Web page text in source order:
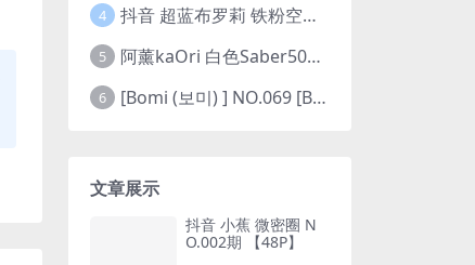
4 抖音 超蓝布罗莉 铁粉空间 NO.002期 【45P5V】(抖音超蓝布罗利是真的吗)
5 阿薰kaOri 白色Saber50图(阿熏的歌)
6 [Bomi (보미) ] NO.069 [Bimilstory] Vol.19 See-through lingerie
文章展示
抖音 小蕉 微密圈 N
O.002期 【48P】